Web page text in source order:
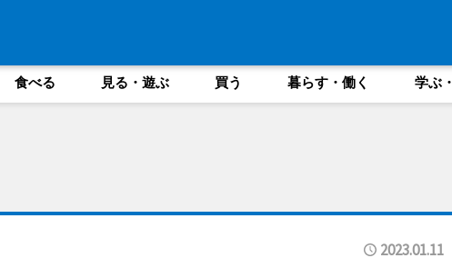
食べる 見る・遊ぶ 買う 暮らす・働く 学ぶ
2023.01.11